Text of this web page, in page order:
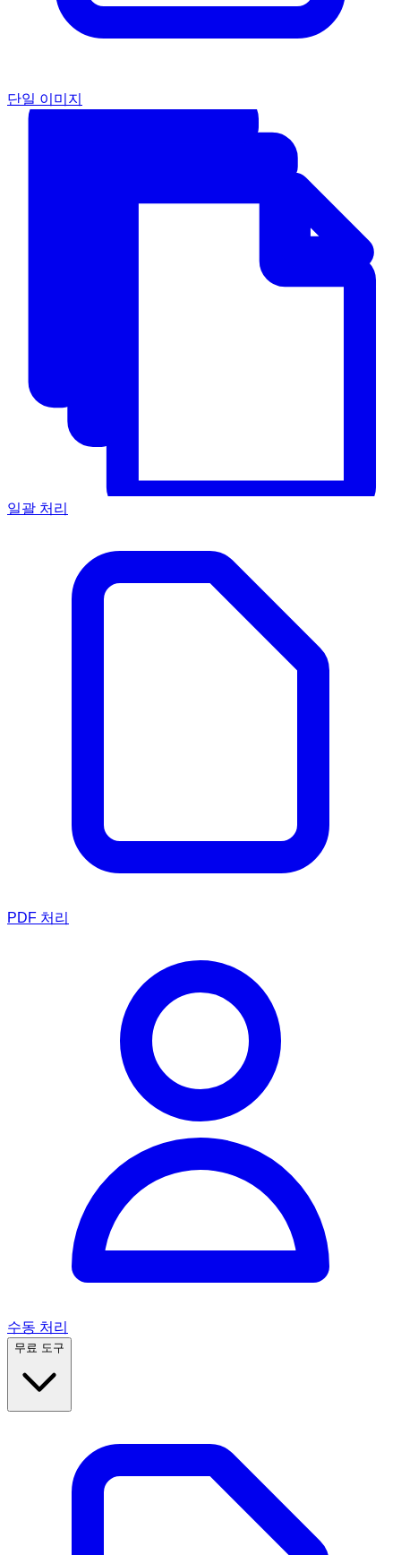
단일 이미지
일괄 처리
PDF 처리
수동 처리
무료 도구